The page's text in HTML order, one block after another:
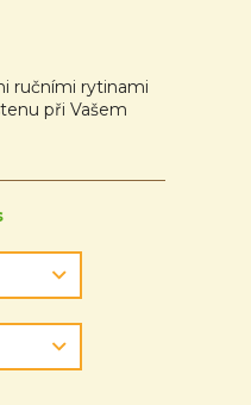
ručními rytinami
při Vašem